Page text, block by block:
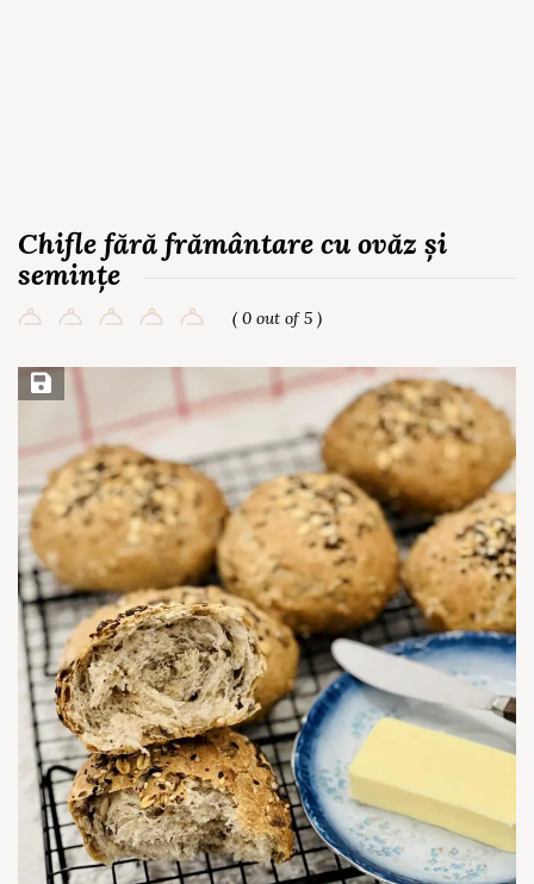
Chifle fără frământare cu ovăz și
semințe
( 0 out of 5 )
Save Recipe